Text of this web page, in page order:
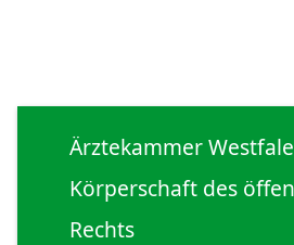
Ärztekammer
Körperschaft des
Rechts